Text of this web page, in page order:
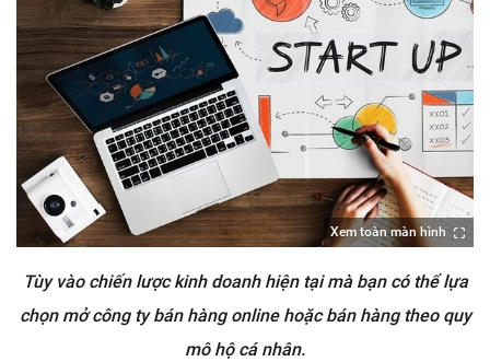
Xem toàn màn hình
Tùy vào chiến lược kinh doanh hiện tại mà bạn có thể lựa
chọn mở công ty bán hàng online hoặc bán hàng theo quy
mô hộ cá nhân.